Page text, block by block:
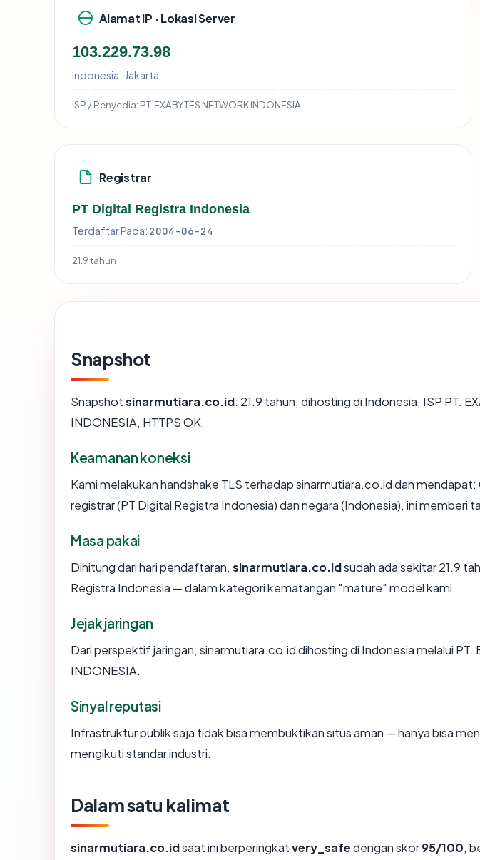
Alamat IP · Lokasi Server
103.229.73.98
Indonesia · Jakarta
ISP / Penyedia: PT. EXABYTES NETWORK INDONESIA
Registrar
PT Digital Registra Indonesia
Terdaftar Pada: 2004-06-24
21.9 tahun
Snapshot
Snapshotsinarmutiara.co.id: 21.9 tahun, dihosting di Indonesia, ISP PT.
INDONESIA, HTTPS OK.
Keamanan koneksi
Kami melakukan handshake TLS terhadap sinarmutiara.co.id dan
registrar (PT Digital Registra Indonesia) dan negara (Indonesia), ini memberi
Masa pakai
Dihitung dari hari pendaftaran, sinarmutiara.co.idsudah ada sekitar 21.9
Registra Indonesia — dalam kategori kematangan "mature" model kami.
Jejak jaringan
Dari perspektif jaringan, sinarmutiara.co.id dihosting di Indonesia melalui PT.
INDONESIA.
Sinyal reputasi
Infrastruktur publik saja tidak bisa membuktikan situs aman — hanya bisa
mengikuti standar industri.
Dalam satu kalimat
sinarmutiara.co.idsaat ini berperingkatvery_safedengan skor95/100,